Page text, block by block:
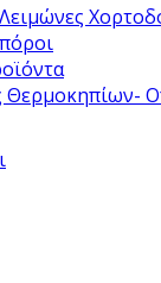
Θερμοκηπίων-